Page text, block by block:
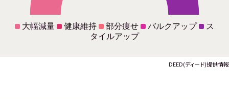
大幅減量 健康維持 部分痩せ バルクアップ
ス
タイルアップ
DEED(ディード)提供情報